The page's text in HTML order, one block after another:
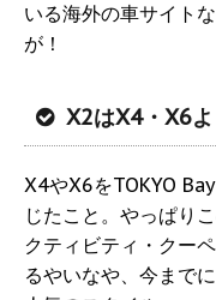
いる海外の車サイト
が！
X2はX4・X6
X4やX6をTOKYO
じたこと。やっぱり
クティビティ・クー
るやいなや、今まで